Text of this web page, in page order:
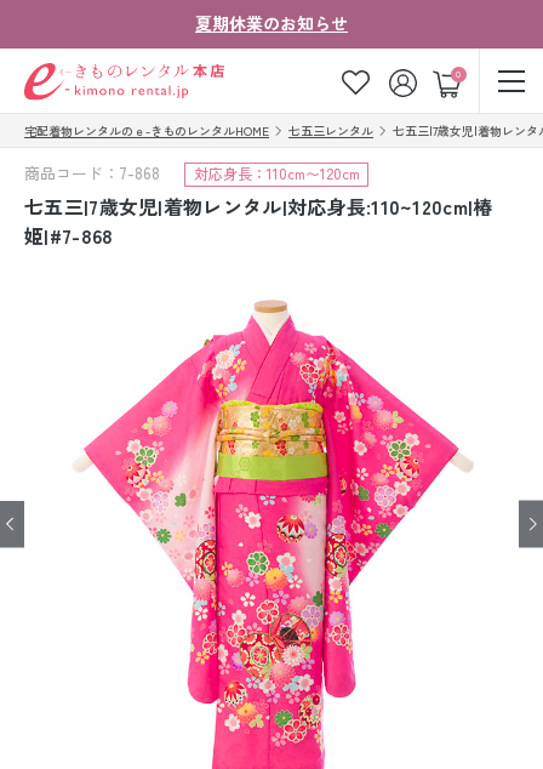
夏期休業のお知らせ
0
ゲスト
お気に入り ログイン カート
ご注文の流れ
会社案内
法人・グループの
お客様はこちら
着物の種類から探す
七五三レンタル
宅配着物レンタルのｅ-きものレンタルHOME 七五三レンタル 七五三|7歳女児|着物レンタ
商品コード：7-868 対応身長：110cm〜120cm
七五三|7歳女児|着物レンタル|対応身長:110~120cm|椿
姫|#7-868